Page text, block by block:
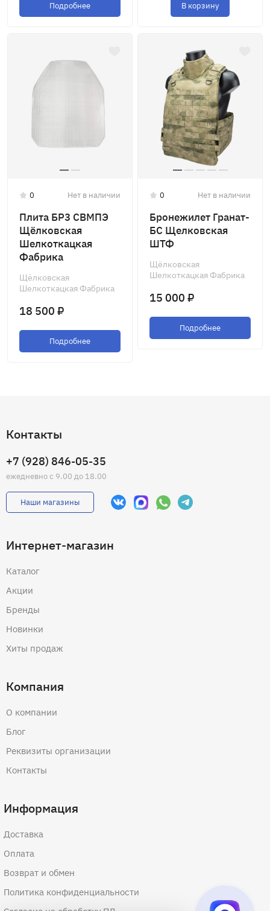
Подробнее В корзину
0
Плита БР3 СВМПЭ
Щёлковская
Шелкоткацкая
Фабрика
Щёлковская
Шелкоткацкая Фабрика
18 500 ₽
Подробнее
Нет в наличии 0
Бронежилет Гранат-
БС Щелковская
ШТФ
Щёлковская
Шелкоткацкая Фабрика
15 000 ₽
Подробнее
Нет в наличии
Контакты
+7 (928) 846-05-35
ежедневно с 9.00 до 18.00
Наши магазины
Интернет-магазин
Каталог
Акции
Бренды
Новинки
Хиты продаж
Компания
О компании
Блог
Реквизиты организации
Контакты
Информация
Доставка
Оплата
Возврат и обмен
Политика конфиденциальности